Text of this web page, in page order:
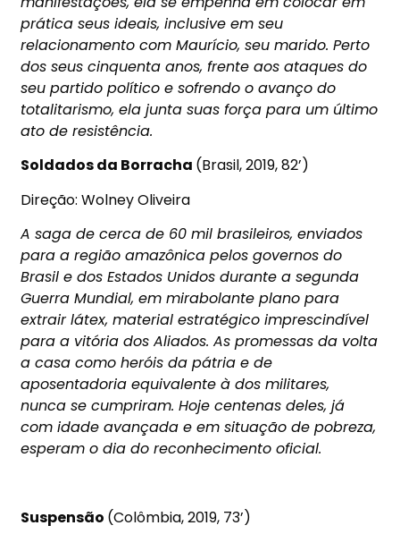
prática seus ideais, inclusive em seu
relacionamento com Maurício, seu marido. Perto
dos seus cinquenta anos, frente aos ataques do
seu partido político e sofrendo o avanço do
totalitarismo, ela junta suas força para um último
ato de resistência.
Soldados da Borracha (Brasil, 2019, 82’)
Direção: Wolney Oliveira
A saga de cerca de 60 mil brasileiros, enviados
para a região amazônica pelos governos do
Brasil e dos Estados Unidos durante a segunda
Guerra Mundial, em mirabolante plano para
extrair látex, material estratégico imprescindível
para a vitória dos Aliados. As promessas da volta
a casa como heróis da pátria e de
aposentadoria equivalente à dos militares,
nunca se cumpriram. Hoje centenas deles, já
com idade avançada e em situação de pobreza,
esperam o dia do reconhecimento oficial.
Suspensão (Colômbia, 2019, 73’)